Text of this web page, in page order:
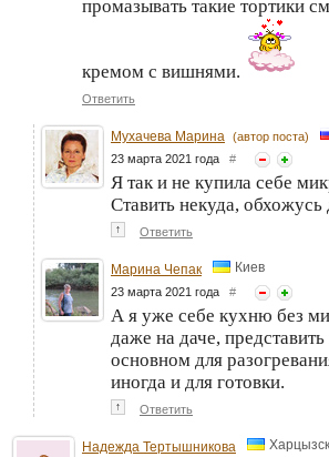
промазывать такие тортики
кремом с вишнями.
Ответить
Мухачева Марина (автор поста)
23 марта 2021 года #
Я так и не купила себе
Ставить некуда, обхожусь
↑ Ответить
Марина Чепак Киев
23 марта 2021 года #
А я уже себе кухню без
даже на даче,
основном для
иногда и для готовки.
↑ Ответить
Надежда Тертышникова Харцызск